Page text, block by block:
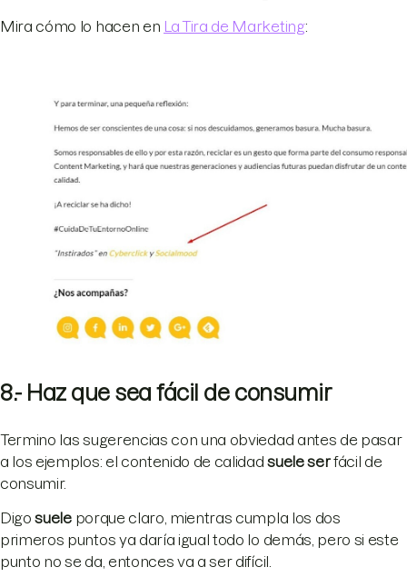
Mira cómo lo hacen en La Tira de Marketing:
8.- Haz que sea fácil de consumir
Termino las sugerencias con una obviedad antes de pasar
a los ejemplos: el contenido de calidadsuele serfácil de
consumir.
Digosuele porque claro, mientras cumpla los dos
primeros puntos ya daría igual todo lo demás, pero si este
punto no se da, entonces va a ser difícil.